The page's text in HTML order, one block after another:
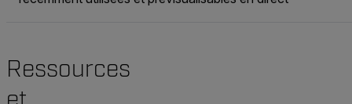
Ressources